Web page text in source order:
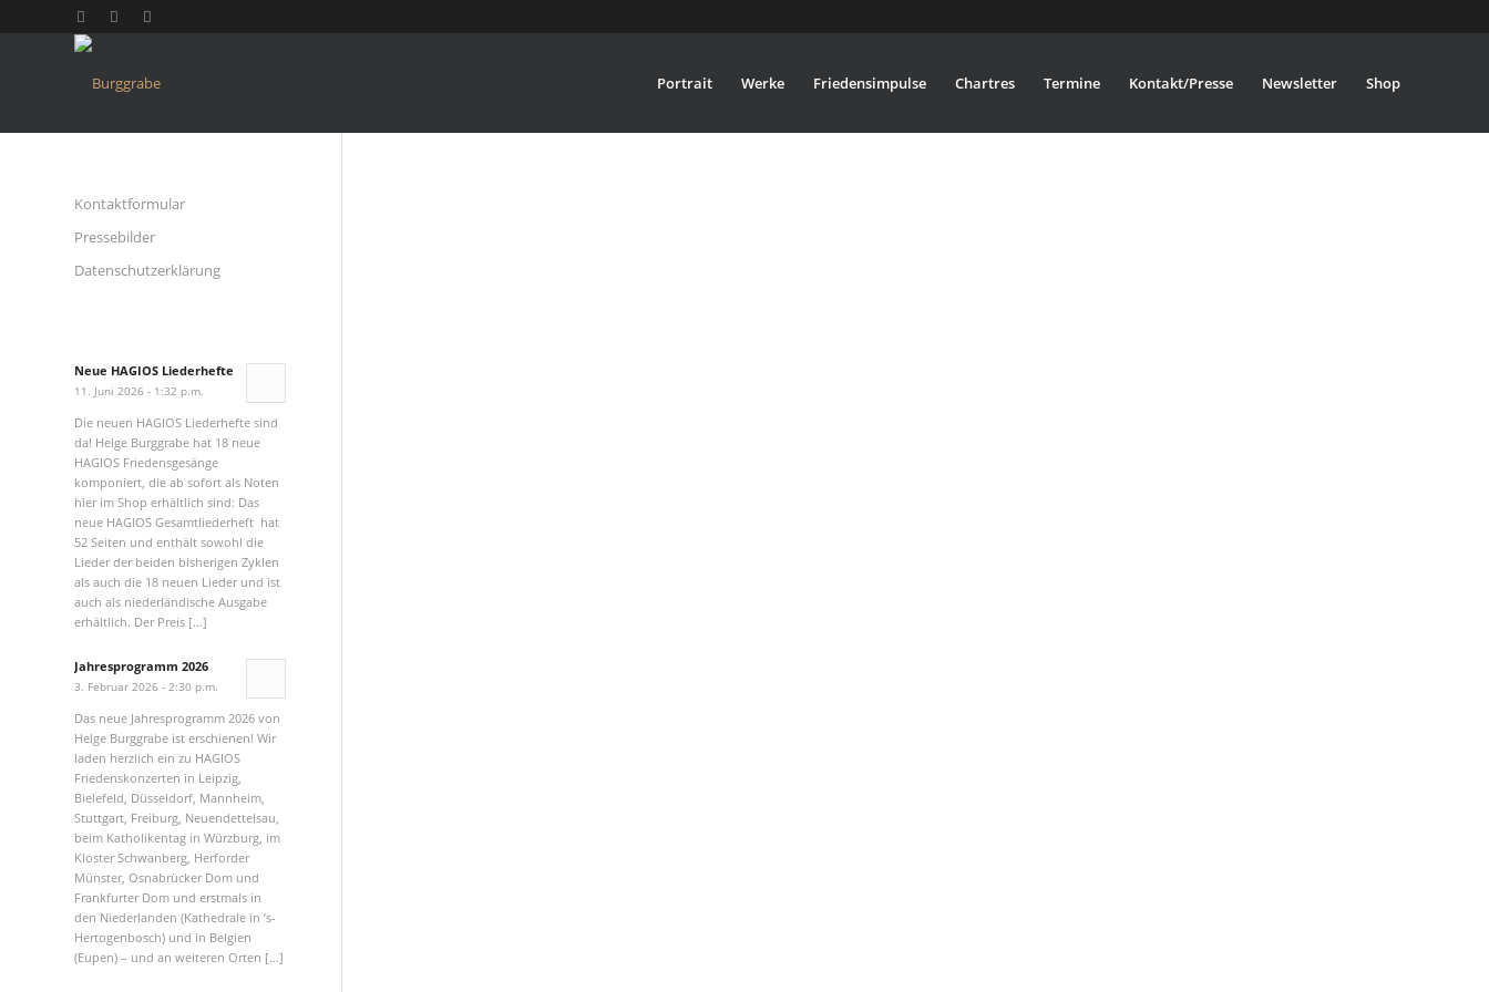
Portrait Werke Friedensimpulse Chartres Termine Kontakt/Presse Newsletter Shop
Kontaktformular
Pressebilder
Datenschutzerklärung
Neue HAGIOS Liederhefte
11. Juni 2026 - 1:32 p.m.
Die neuen HAGIOS Liederhefte sind
da! Helge Burggrabe hat 18 neue
HAGIOS Friedensgesänge
komponiert, die ab sofort als Noten
hier im Shop erhältlich sind: Das
neue HAGIOS Gesamtliederheft hat
52 Seiten und enthält sowohl die
Lieder der beiden bisherigen Zyklen
als auch die 18 neuen Lieder und ist
auch als niederländische Ausgabe
erhältlich. Der Preis […]
Jahresprogramm 2026
3. Februar 2026 - 2:30 p.m.
Das neue Jahresprogramm 2026 von
Helge Burggrabe ist erschienen! Wir
laden herzlich ein zu HAGIOS
Friedenskonzerten in Leipzig,
Bielefeld, Düsseldorf, Mannheim,
Stuttgart, Freiburg, Neuendettelsau,
beim Katholikentag in Würzburg, im
Kloster Schwanberg, Herforder
Münster, Osnabrücker Dom und
Frankfurter Dom und erstmals in
den Niederlanden (Kathedrale in ’s-
Hertogenbosch) und in Belgien
(Eupen) – und an weiteren Orten […]